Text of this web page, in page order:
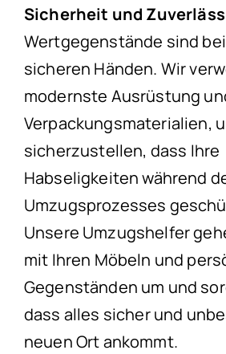
Sicherheit und
Wertgegenstände sind
sicheren Händen. Wir
modernste Ausrüstung
Verpackungsmaterialien,
sicherzustellen, dass Ihre
Habseligkeiten während
Umzugsprozesses
Unsere Umzugshelfer
mit Ihren Möbeln und
Gegenständen um und
dass alles sicher und
neuen Ort ankommt.